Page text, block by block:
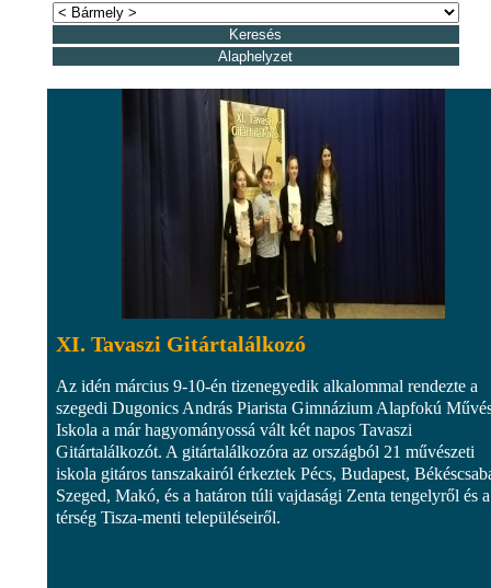
XI. Tavaszi Gitártalálkozó
Az idén március 9-10-én tizenegyedik alkalommal rendezte a
szegedi Dugonics András Piarista Gimnázium Alapfokú
Iskola a már hagyományossá vált két napos Tavaszi
Gitártalálkozót. A gitártalálkozóra az országból 21 művészeti
iskola gitáros tanszakairól érkeztek Pécs, Budapest,
Szeged, Makó, és a határon túli vajdasági Zenta tengelyről és a
térség Tisza-menti településeiről.